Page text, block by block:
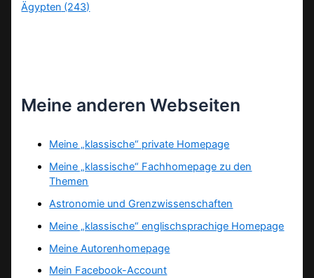
Ägypten (243)
Meine anderen Webseiten
Meine „klassische“ private Homepage
Meine „klassische“ Fachhomepage zu den
Themen
Astronomie und Grenzwissenschaften
Meine „klassische“ englischsprachige Homepage
Meine Autorenhomepage
Mein Facebook-Account